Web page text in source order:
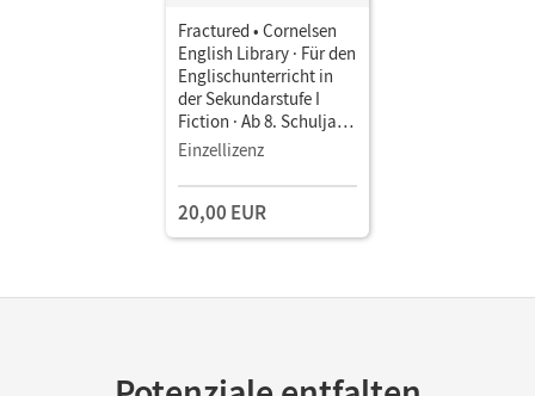
Fractured • Cornelsen
English Library · Für den
Englischunterricht in
der Sekundarstufe I
Fiction · Ab 8. Schuljahr
/ A2 • Handreichungen
Download
Einzellizenz
20,00 EUR